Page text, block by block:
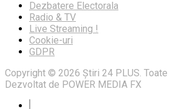
Dezbatere Electorala
Radio & TV
Live Streaming !
Cookie-uri
GDPR
Copyright © 2026 Știri 24 PLUS.
Dezvoltat de POWER MEDIA FX